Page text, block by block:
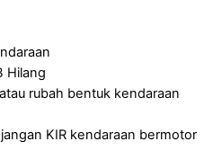
Hilang
rubah bentuk kendaraan
KIR kendaraan bermotor